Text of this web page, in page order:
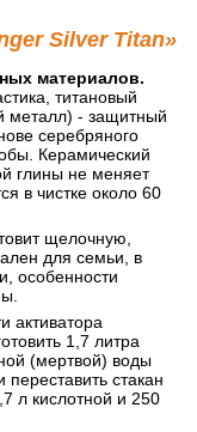
Silver Titan»
материалов.
титановый
металл) - защитный
серебряного
Керамический
глины не меняет
в чистке около 60
щелочную,
для семьи, в
особенности
активатора
1,7 литра
(мертвой) воды
стакан
л кислотной и 250